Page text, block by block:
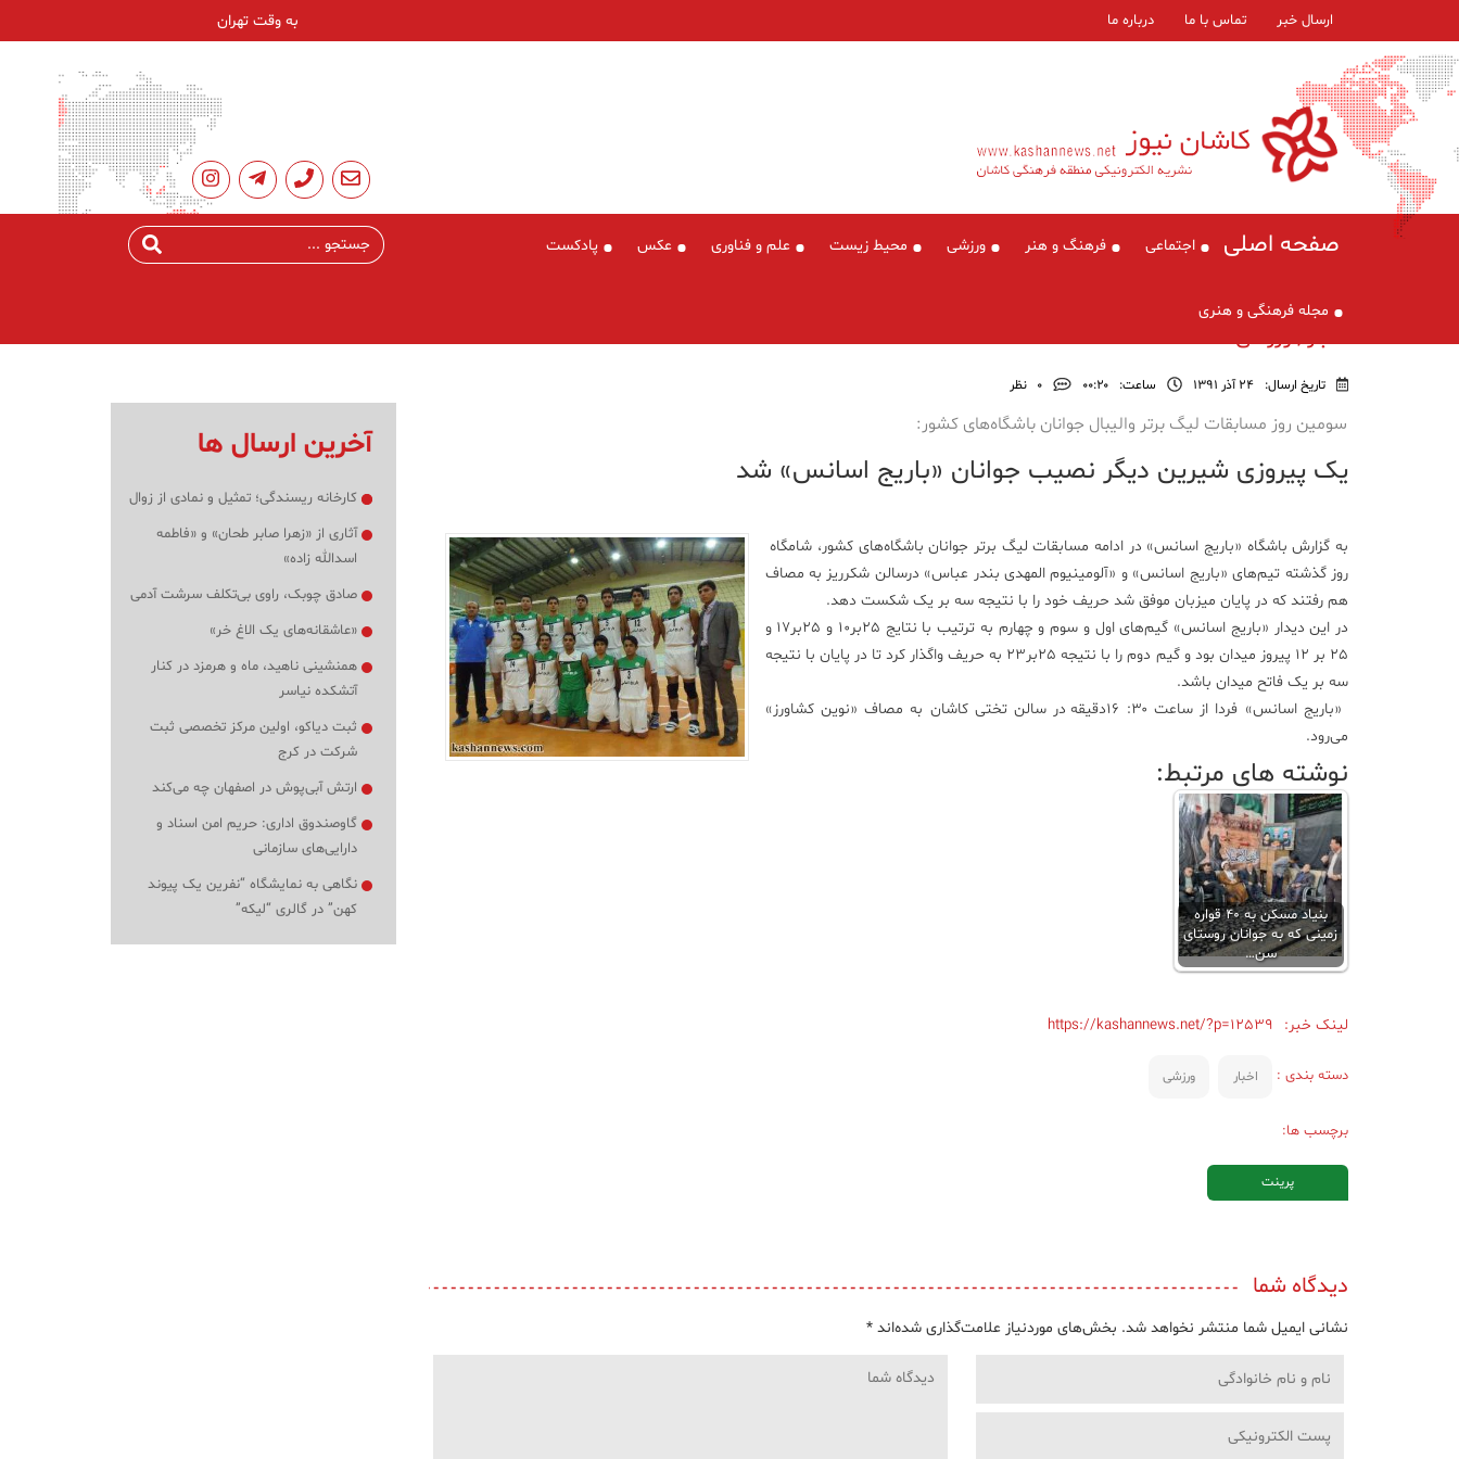
ارسال خبر تماس با ما درباره ما به وقت تهران
صفحه اصلی اجتماعی فرهنگ و هنر ورزشی محیط زیست علم و فناوری عکس پادکست
مجله فرهنگی و هنری
اخبار , ورزشی
تاریخ ارسال: 24 آذر 1391 ساعت: ۰۰:۲۰ 0 نظر
سومین روز مسابقات لیگ بر‌تر والیبال جوانان باشگاه‌های کشور:
یک پیروزی شیرین دیگر نصیب جوانان «باریج اسانس» شد
به گزارش باشگاه «باریج اسانس» در ادامه مسابقات لیگ بر‌تر جوانان باشگاه‌های کشور، شامگاه
روز گذشته تیم‌های «باریج اسانس» و «آلومینیوم المهدی بندر عباس» درسالن شکرریز به مصاف
هم رفتند که در پایان میزبان موفق شد حریف خود را با نتیجه سه بر یک شکست دهد.
در این دیدار «باریج اسانس» گیم‌های اول و سوم و چهارم به ترتیب با نتایج ۲۵بر۱۰ و ۲۵بر۱۷ و
۲۵ بر ۱۲ پیروز میدان بود و گیم دوم را با نتیجه ۲۵بر۲۳ به حریف واگذار کرد تا در پایان با نتیجه
سه بر یک فاتح میدان باشد.
«باریج اسانس» فردا از ساعت ۳۰: ۱۶دقیقه در سالن تختی کاشان به مصاف «نوین کشاورز»
می‌‌رود.
نوشته های مرتبط:
بنیاد مسکن به 40 قواره
زمینی که به جوانان روستای
سن…
لینک خبر: https://kashannews.net/?p=12539
دسته بندی : اخبار ورزشی
برچسب ها:
پرینت
دیدگاه شما
نشانی ایمیل شما منتشر نخواهد شد. بخش‌های موردنیاز علامت‌گذاری شده‌اند *
آخرین ارسال ها
کارخانه ریسندگی؛ تمثیل و نمادی از زوال
آثاری از «زهرا صابر طحان» و «فاطمه
اسدالله زاده»
صادق چوبک، راوی بی‌تکلف سرشت آدمی
«عاشقانه‌های یک الاغ خر»
همنشینی ناهید، ماه و هرمزد در کنار
آتشکده نیاسر
ثبت دیاکو، اولین مرکز تخصصی ثبت
شرکت در کرج
ارتش آبی‌پوش در اصفهان چه می‌کند
گاوصندوق اداری: حریم امن اسناد و
دارایی‌های سازمانی
نگاهی به نمایشگاه “نفرین یک پیوند
کهن” در گالری “لیکه”